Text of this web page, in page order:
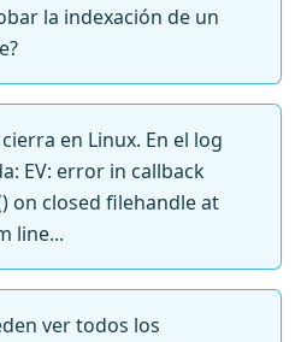
la indexación de un
en Linux. En el log
EV: error in callback
on closed filehandle at
line...
ver todos los